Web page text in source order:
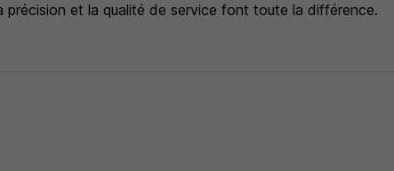
précision et la qualité de service font toute la différence.